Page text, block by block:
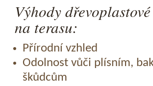
Výhody
na terasu:
Přírodní vzhled
Odolnost vůči plísním,
škůdcům